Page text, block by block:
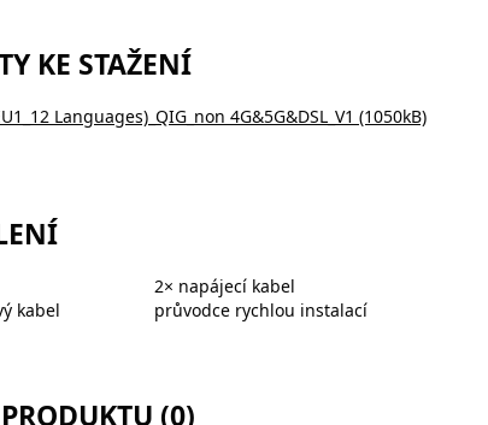
KE STAŽENÍ
Languages)_QIG_non 4G&5G&DSL_V1 (1050kB)
kabel
2× napájecí kabel
průvodce rychlou instalací
(0)